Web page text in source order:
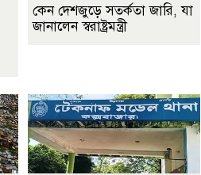
কেন দেশজুড়ে সতর্কতা জারি, যা
জানালেন স্বরাষ্ট্রমন্ত্রী